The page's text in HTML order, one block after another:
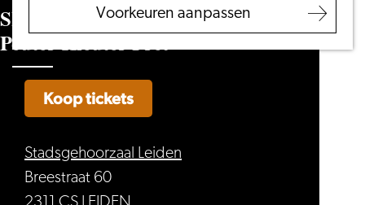
Voorkeuren aanpassen
Regio Leiden
SlodDe & VoS op boevenpad (3+) –
Peuter Kleuter Pret
Stadsgehoorzaal Leiden
Breestraat 60
Koop tickets